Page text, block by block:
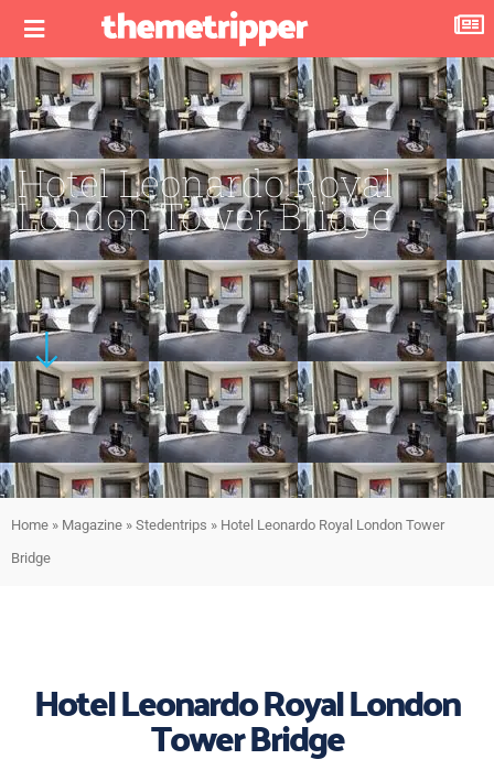
Hotel Leonardo Royal
London Tower Bridge
Home » Magazine » Stedentrips » Hotel Leonardo Royal London Tower
Bridge
Hotel Leonardo Royal London
Tower Bridge